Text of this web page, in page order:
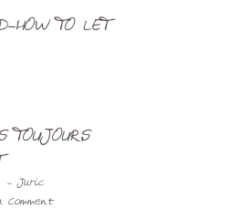
TO LET
- Juric